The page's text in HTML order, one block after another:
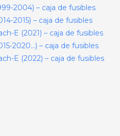
2004) – caja de fusibles
2015) – caja de fusibles
E (2021) – caja de fusibles
2020…) – caja de fusibles
E (2022) – caja de fusibles